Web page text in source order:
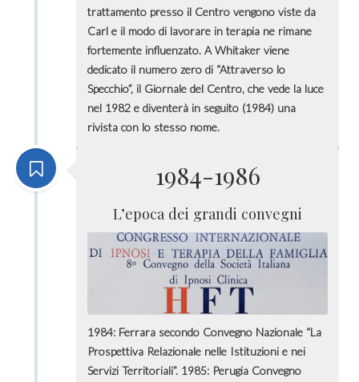
trattamento presso il Centro vengono viste da
Carl e il modo di lavorare in terapia ne rimane
fortemente influenzato. A Whitaker viene
dedicato il numero zero di “Attraverso lo
Specchio”, il Giornale del Centro, che vede la luce
nel 1982 e diventerà in seguito (1984) una
rivista con lo stesso nome.
1984-1986
L’epoca dei grandi convegni
1984: Ferrara secondo Convegno Nazionale “La
Prospettiva Relazionale nelle Istituzioni e nei
Servizi Territoriali”. 1985: Perugia Convegno